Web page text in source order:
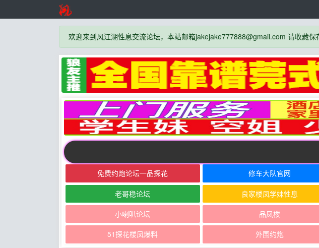
欢迎来到风江湖性息交流论坛，本站邮箱jakejake777888@gmail.com 请收藏保
免费约炮论坛一品探花 修车大队官网
老哥稳论坛 良家楼凤学妹性息
小喇叭论坛 品凤楼
51探花楼凤爆料 外围约炮